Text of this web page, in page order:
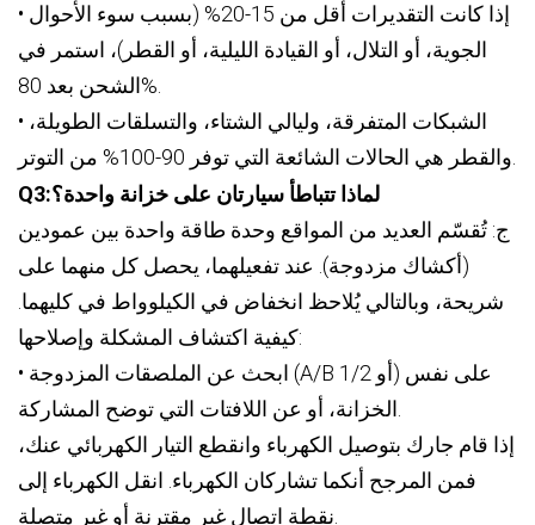
• إذا كانت التقديرات أقل من 15-20% (بسبب سوء الأحوال
الجوية، أو التلال، أو القيادة الليلية، أو القطر)، استمر في
الشحن بعد 80%.
• الشبكات المتفرقة، وليالي الشتاء، والتسلقات الطويلة،
Q3 :لماذا تتباطأ سيارتان على خزانة واحدة؟
ج: تُقسّم العديد من المواقع وحدة طاقة واحدة بين عمودين
(أكشاك مزدوجة). عند تفعيلهما، يحصل كل منهما على
شريحة، وبالتالي يُلاحظ انخفاض في الكيلوواط في كليهما.
كيفية اكتشاف المشكلة وإصلاحها:
• ابحث عن الملصقات المزدوجة (A/B أو 1/2) على نفس
إذا قام جارك بتوصيل الكهرباء وانقطع التيار الكهربائي عنك،
فمن المرجح أنكما تشاركان الكهرباء. انقل الكهرباء إلى